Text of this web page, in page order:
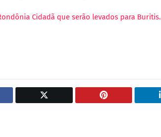
Cidadã que serão levados para Buritis.